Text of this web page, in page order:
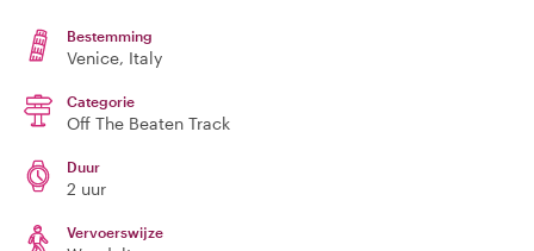
Bestemming
Venice, Italy
Categorie
Off The Beaten Track
Duur
2 uur
Vervoerswijze